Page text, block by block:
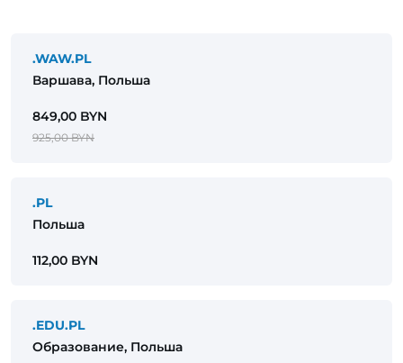
.WAW.PL
Варшава, Польша
849,00 BYN
925,00 BYN
.PL
Польша
112,00 BYN
.EDU.PL
Образование, Польша